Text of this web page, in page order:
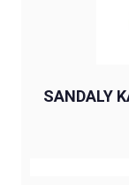
SANDALY